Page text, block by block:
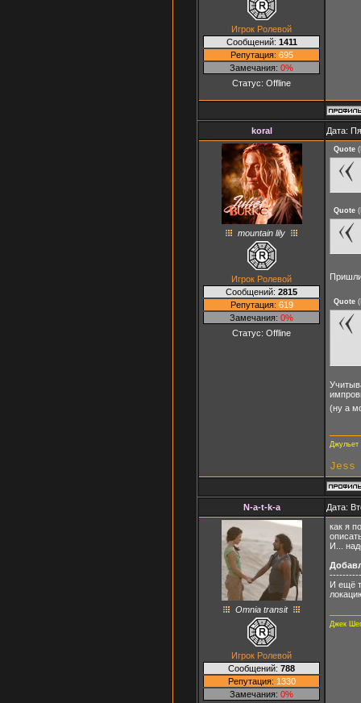
Игрок Ролевой
Сообщений: 1411
Репутация: 695
Замечания: 0%
Статус: Offline
koral Дата:
mountain lily
Игрок Ролевой
Сообщений: 2815
Репутация: 619
Замечания: 0%
Статус: Offline
Quote (
Quote (
Quote (
(ну а
N-a-t-k-a Дата:
Omnia transit
Игрок Ролевой
Сообщений: 788
Репутация: 1330
Замечания: 0%
как я
И...
И ещё
Джек